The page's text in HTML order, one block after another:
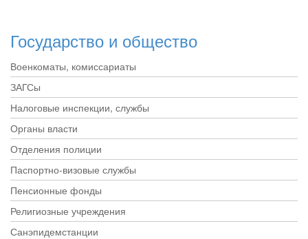
Государство и общество
Военкоматы, комиссариаты
ЗАГСы
Налоговые инспекции, службы
Органы власти
Отделения полиции
Паспортно-визовые службы
Пенсионные фонды
Религиозные учреждения
Санэпидемстанции